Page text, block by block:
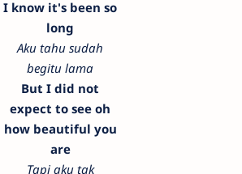
I know it's been so
long
Aku tahu sudah
begitu lama
But I did not
expect to see oh
how beautiful you
are
Tapi aku tak